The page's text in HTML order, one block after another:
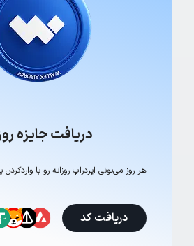
دریافت جایزه
هر روز می‌تونی ایردراپ روزانه رو با
دریافت کد